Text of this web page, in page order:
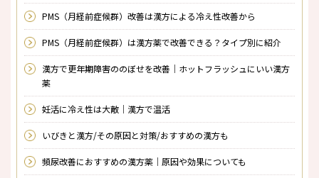
PMS（月経前症候群）改善は漢方による冷え性改善から
PMS（月経前症候群）は漢方薬で改善できる？タイプ別に紹介
漢方で更年期障害ののぼせを改善｜ホットフラッシュにいい漢方
薬
妊活に冷え性は大敵｜漢方で温活
いびきと漢方/その原因と対策/おすすめの漢方も
頻尿改善におすすめの漢方薬｜原因や効果についても